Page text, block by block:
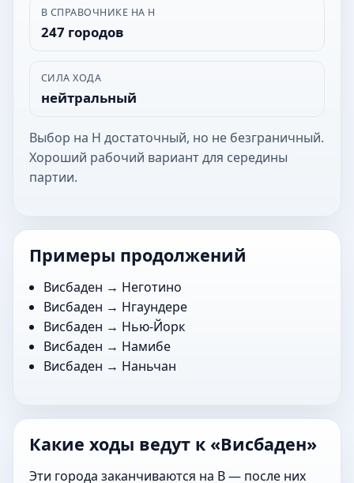
В СПРАВОЧНИКЕ НА Н
247 городов
СИЛА ХОДА
нейтральный
Выбор на Н достаточный, но не безграничный.
Хороший рабочий вариант для середины
партии.
Примеры продолжений
Висбаден → Неготино
Висбаден → Нгаундере
Висбаден → Нью-Йорк
Висбаден → Намибе
Висбаден → Наньчан
Какие ходы ведут к «Висбаден»
Эти города заканчиваются на В — после них